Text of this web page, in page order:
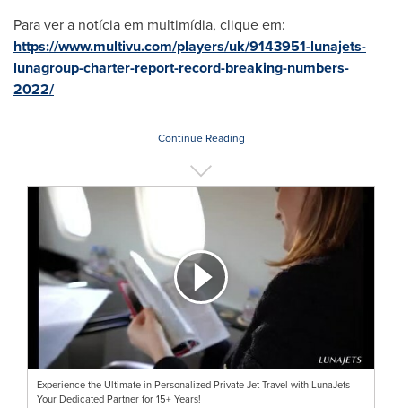
Para ver a notícia em multimídia, clique em:
https://www.multivu.com/players/uk/9143951-lunajets-
lunagroup-charter-report-record-breaking-numbers-
2022/
Continue Reading
Experience the Ultimate in Personalized Private Jet Travel with LunaJets -
Your Dedicated Partner for 15+ Years!